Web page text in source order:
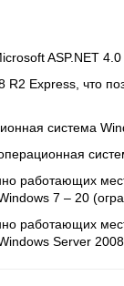
ASP.NET
Express, что
система
работающих
7 – 20
работающих
Server